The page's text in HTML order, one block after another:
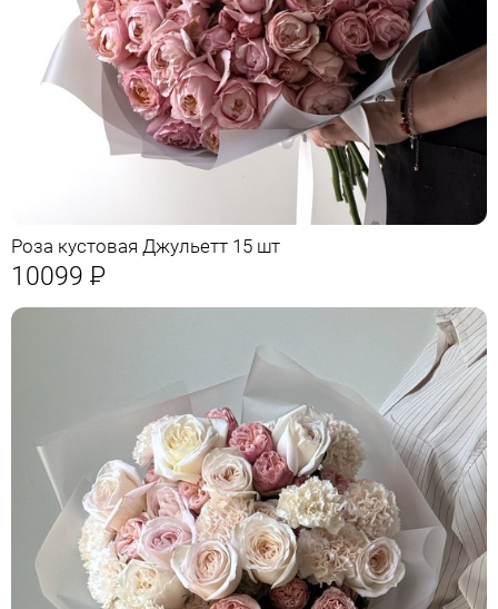
Роза кустовая Джульетт 15 шт
10099 Р